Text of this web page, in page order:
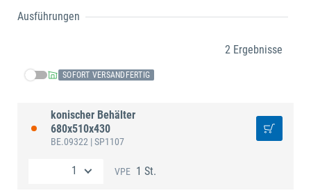
Ausführungen
2 Ergebnisse
SOFORT VERSANDFERTIG
konischer Behälter
680x510x430
BE.09322 | SP1107
VPE 1 St.